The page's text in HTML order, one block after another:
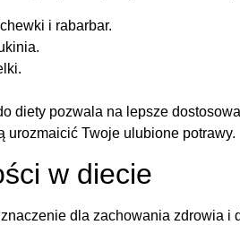
i rabarbar.
diety pozwala na lepsze
urozmaicić Twoje ulubione potrawy.
w diecie
dla zachowania zdrowia i